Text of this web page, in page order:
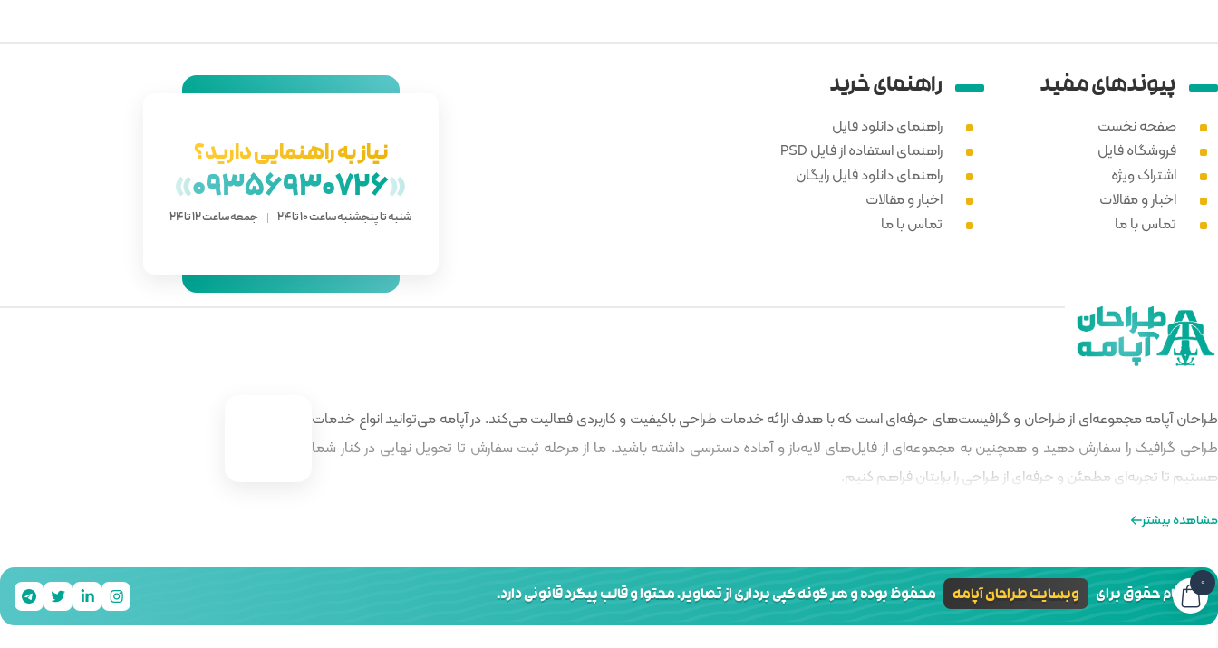
پیوند‌های مفید
صفحه نخست
فروشگاه فایل
اشتراک ویژه
اخبار و مقالات
تماس با ما
راهنمای خرید
راهنمای دانلود فایل
راهنمای استفاده از فایل PSD
راهنمای دانلود فایل رایگان
اخبار و مقالات
تماس با ما
نیاز به راهنمایی دارید؟
«
09356930726
»
شنبه تا پنجشنبه ساعت 10 تا 24 جمعه ساعت 12 تا 24
طراحان آپامه مجموعه‌ای از طراحان و گرافیست‌های حرفه‌ای است که با هدف ارائه خدمات طراحی باکیفیت و کاربردی فعالیت می‌کند. در آپامه می‌توانید انواع خدمات
طراحی گرافیک را سفارش دهید و همچنین به مجموعه‌ای از فایل‌های لایه‌باز و آماده دسترسی داشته باشید. ما از مرحله ثبت سفارش تا تحویل نهایی در کنار شما
هستیم تا تجربه‌ای مطمئن و حرفه‌ای از طراحی را برایتان فراهم کنیم.
مشاهده بیشتر
تمام حقوق برای وبسایت طراحان آپامه محفوظ بوده و هر گونه کپی برداری از تصاویر، محتوا و قالب پیگرد قانونی دارد.
0